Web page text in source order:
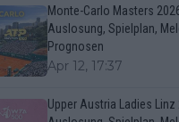
Monte-Carlo Masters
Auslosung, Spielplan,
Prognosen
Apr 12, 17:37
Upper Austria Ladies